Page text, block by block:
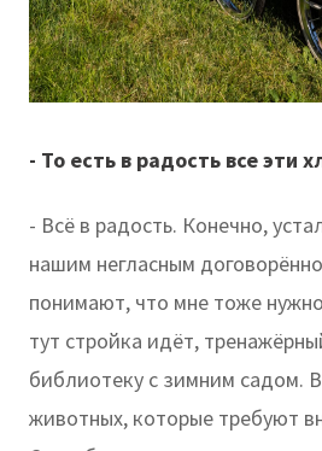
- То есть в радость все эти
- Всё в радость. Конечно,
нашим негласным
понимают, что мне тоже
тут стройка идёт,
библиотеку с зимним садом.
животных, которые требуют